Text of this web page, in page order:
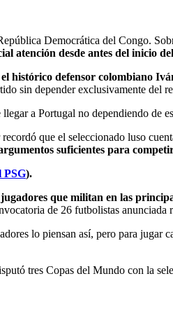
Democrática del Congo.
atención desde antes del inicio
histórico defensor colombiano
sin depender exclusivamente del
a Portugal no dependiendo de
que el seleccionado luso
suficientes para
PSG).
que militan en las
de 26 futbolistas anunciada
lo piensan así, pero para jugar
tres Copas del Mundo con la